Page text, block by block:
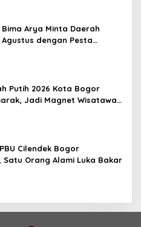
Arya Minta Daerah
Agustus dengan Pesta
Putih 2026 Kota Bogor
Jadi Magnet Wisatawan
Cilendek Bogor
Satu Orang Alami Luka Bakar